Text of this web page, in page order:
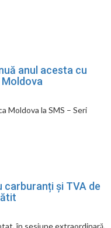
anul acesta cu
Moldova
Moldova la SMS – Seri
și TVA de